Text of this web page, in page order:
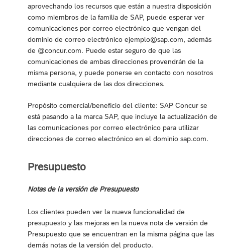
aprovechando los recursos que están a nuestra disposición
como miembros de la familia de SAP, puede esperar ver
comunicaciones por correo electrónico que vengan del
dominio de correo electrónico ejemplo@sap.com, además
de @concur.com. Puede estar seguro de que las
comunicaciones de ambas direcciones provendrán de la
misma persona, y puede ponerse en contacto con nosotros
mediante cualquiera de las dos direcciones.
Propósito comercial/beneficio del cliente: SAP Concur se
está pasando a la marca SAP, que incluye la actualización de
las comunicaciones por correo electrónico para utilizar
direcciones de correo electrónico en el dominio sap.com.
Presupuesto
Notas de la versión de Presupuesto
Los clientes pueden ver la nueva funcionalidad de
presupuesto y las mejoras en la nueva nota de versión de
Presupuesto que se encuentran en la misma página que las
demás notas de la versión del producto.